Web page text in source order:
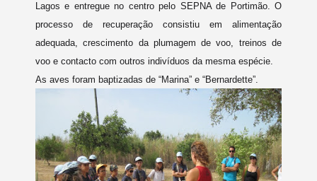
Lagos e entregue no centro pelo SEPNA de Portimão. O
processo de recuperação consistiu em alimentação
adequada, crescimento da plumagem de voo, treinos de
voo e contacto com outros indivíduos da mesma espécie.
As aves foram baptizadas de “Marina” e “Bernardette”.